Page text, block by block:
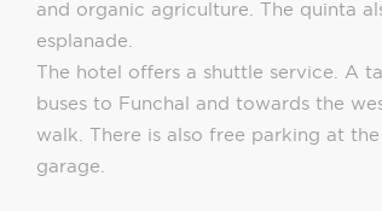
and organic agriculture. The quinta
esplanade.
The hotel offers a shuttle service. A
buses to Funchal and towards the
walk. There is also free parking at
garage.